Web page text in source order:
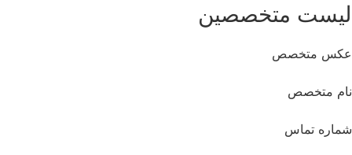
لیست متخصصین
عکس متخصص
نام متخصص
شماره تماس